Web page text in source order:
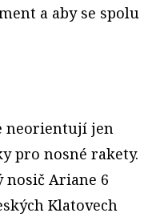
a aby se spolu
neorientují jen
pro nosné rakety.
nosič Ariane 6
Klatovech